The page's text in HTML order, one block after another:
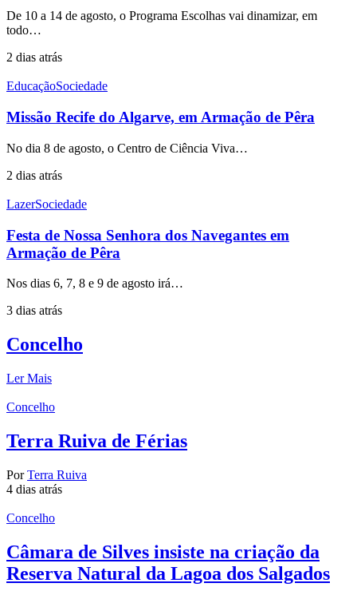
De 10 a 14 de agosto, o Programa Escolhas vai dinamizar, em
todo…
2 dias atrás
EducaçãoSociedade
Missão Recife do Algarve, em Armação de Pêra
No dia 8 de agosto, o Centro de Ciência Viva…
2 dias atrás
LazerSociedade
Festa de Nossa Senhora dos Navegantes em
Armação de Pêra
Nos dias 6, 7, 8 e 9 de agosto irá…
3 dias atrás
Concelho
Ler Mais
Concelho
Terra Ruiva de Férias
Por Terra Ruiva
4 dias atrás
Concelho
Câmara de Silves insiste na criação da
Reserva Natural da Lagoa dos Salgados